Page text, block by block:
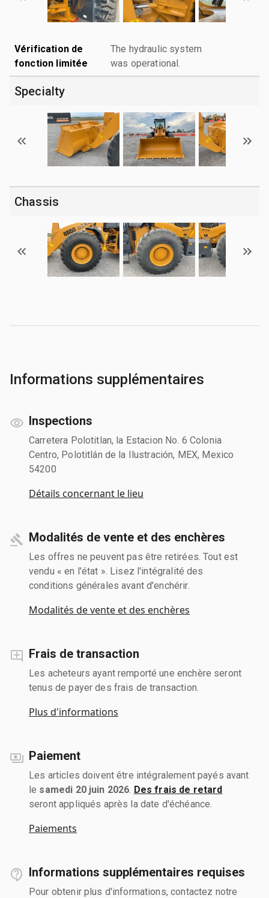
Vérification de
fonction limitée
The hydraulic system
was operational.
Specialty
Chassis
Informations supplémentaires
Inspections
Carretera Polotitlan, la Estacion No. 6 Colonia
Centro, Polotitlán de la Ilustración, MEX, Mexico
54200
Détails concernant le lieu
Modalités de vente et des enchères
Les offres ne peuvent pas être retirées. Tout est
vendu « en l'état ». Lisez l'intégralité des
conditions générales avant d'enchérir.
Modalités de vente et des enchères
Frais de transaction
Les acheteurs ayant remporté une enchère seront
tenus de payer des frais de transaction.
Plus d'informations
Paiement
Les articles doivent être intégralement payés avant
le samedi 20 juin 2026 Des frais de retard
seront appliqués après la date d'échéance.
Paiements
Informations supplémentaires requises
Pour obtenir plus d'informations, contactez notre